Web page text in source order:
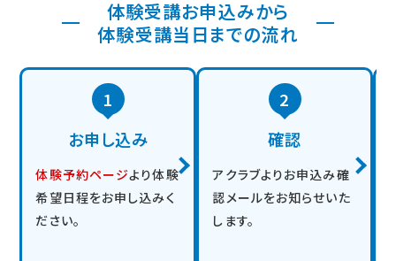
体験受講お申込みから
体験受講当日までの流れ
1
お申し込み
体験予約ページより体験
希望日程をお申し込みく
ださい。
2
確認
アクラブよりお申込み確
認メールをお知らせいた
します。